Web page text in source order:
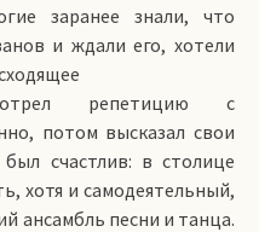
заранее знали, что
и ждали его, хотели
репетицию с
потом высказал свои
счастлив: в столице
хотя и самодеятельный,
ансамбль песни и танца.